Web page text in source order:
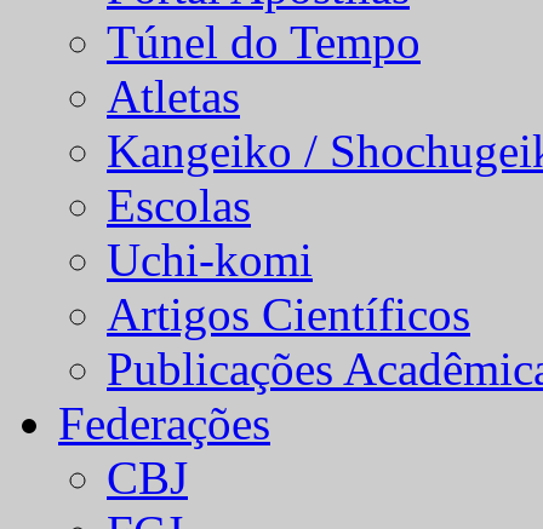
Túnel do Tempo
Atletas
Kangeiko /
Escolas
Uchi-komi
Artigos Científicos
Publicações
Federações
CBJ